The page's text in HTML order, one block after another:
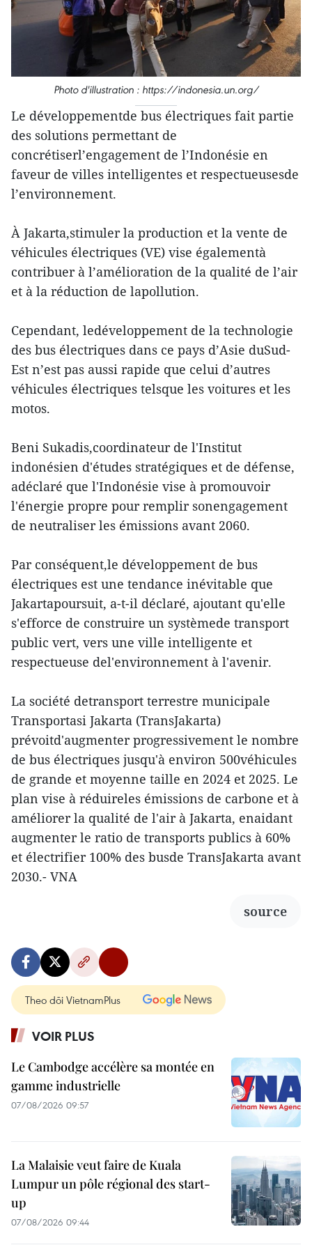
Photo d'illustration : https://indonesia.un.org/
Le développementde bus électriques fait partie
des solutions permettant de
concrétiserl’engagement de l’Indonésie en
faveur de villes intelligentes et respectueusesde
l’environnement.
À Jakarta,stimuler la production et la vente de
véhicules électriques (VE) vise égalementà
contribuer à l’amélioration de la qualité de l’air
et à la réduction de lapollution.
Cependant, ledéveloppement de la technologie
des bus électriques dans ce pays d’Asie duSud-
Est n’est pas aussi rapide que celui d’autres
véhicules électriques telsque les voitures et les
motos.
Beni Sukadis,coordinateur de l'Institut
indonésien d'études stratégiques et de défense,
adéclaré que l'Indonésie vise à promouvoir
l'énergie propre pour remplir sonengagement
de neutraliser les émissions avant 2060.
Par conséquent,le développement de bus
électriques est une tendance inévitable que
Jakartapoursuit, a-t-il déclaré, ajoutant qu'elle
s'efforce de construire un systèmede transport
public vert, vers une ville intelligente et
respectueuse del'environnement à l'avenir.
La société detransport terrestre municipale
Transportasi Jakarta (TransJakarta)
prévoitd'augmenter progressivement le nombre
de bus électriques jusqu'à environ 500véhicules
de grande et moyenne taille en 2024 et 2025. Le
plan vise à réduireles émissions de carbone et à
améliorer la qualité de l'air à Jakarta, enaidant
augmenter le ratio de transports publics à 60%
et électrifier 100% des busde TransJakarta avant
2030.- VNA
source
Theo dõi VietnamPlus
VOIR PLUS
Le Cambodge accélère sa montée en
gamme industrielle
07/08/2026 09:57
La Malaisie veut faire de Kuala
Lumpur un pôle régional des start-
up
07/08/2026 09:44